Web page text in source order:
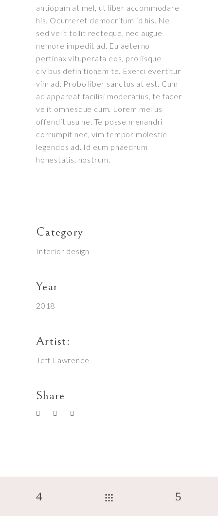
antiopam at mel, ut liber accommodare
his. Ocurreret democritum id his. Ne
sed velit tollit recteque, nec augue
nemore impedit ad. Eu aeterno
pertinax vituperata eos, pro iisque
civibus definitionem te. Exerci evertitur
vim ad. Probo liber sanctus at est. Cum
ad appareat facilisi moderatius, te facer
velit omnesque cum. Lorem melius
offendit usu ne. Te posse menandri
corrumpit nec, vim tempor molestie
legendos ad. Id eum phaedrum
honestatis, nostrum.
Category
Interior design
Year
2018
Artist:
Jeff Lawrence
Share